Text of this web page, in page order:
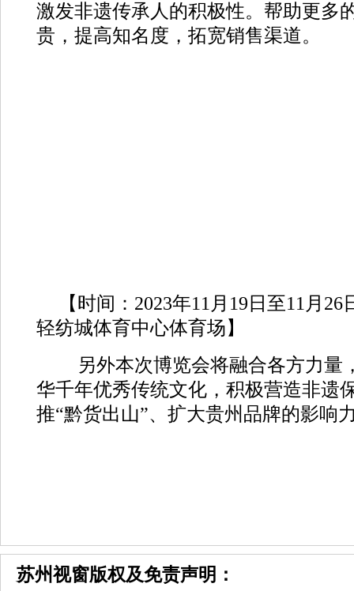
激发非遗传承人的积极性。帮助更多
贵，提高知名度，拓宽销售渠道。
【时间：2023年11月19日至11月
轻纺城体育中心体育场】
另外本次博览会将融合各方力量
华千年优秀传统文化，积极营造非遗
推“黔货出山”、扩大贵州品牌的影响
苏州视窗版权及免责声明：